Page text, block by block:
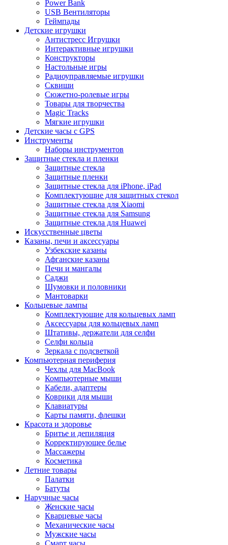
Power Bank
USB Вентиляторы
Геймпады
Детские игрушки
Антистресс Игрушки
Интерактивные игрушки
Конструкторы
Настольные игры
Радиоуправляемые игрушки
Сквиши
Сюжетно-ролевые игры
Товары для творчества
Magic Tracks
Мягкие игрушки
Детские часы с GPS
Инструменты
Наборы инструментов
Защитные стекла и пленки
Защитные стекла
Защитные пленки
Защитные стекла для iPhone, iPad
Комплектующие для защитных стекол
Защитные стекла для Xiaomi
Защитные стекла для Samsung
Защитные стекла для Huawei
Искусственные цветы
Казаны, печи и аксессуары
Узбекские казаны
Афганские казаны
Печи и мангалы
Саджи
Шумовки и половники
Мантоварки
Кольцевые лампы
Комплектующие для кольцевых ламп
Аксессуары для кольцевых ламп
Штативы, держатели для селфи
Селфи кольца
Зеркала с подсветкой
Компьютерная периферия
Чехлы для MacBook
Компьютерные мыши
Кабели, адаптеры
Коврики для мыши
Клавиатуры
Карты памяти, флешки
Красота и здоровье
Бритье и депиляция
Корректирующее белье
Массажеры
Косметика
Летние товары
Палатки
Батуты
Наручные часы
Женские часы
Кварцевые часы
Механические часы
Мужские часы
Смарт часы